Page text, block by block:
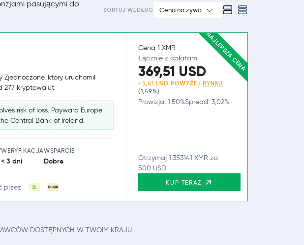
pasującymi do
SORTUJ WEDŁUG Cena na żywo
NAJLEPSZA CENA
który uruchomił
277 kryptowalut.
risk of loss. Payward Europe
Central Bank of Ireland.
WERYFIKACJA
< 3 dni
WSPARCIE
Dobre
przez
Cena 1 XMR
Łącznie z opłatami
369,51 USD
+5,41 USD POWYŻEJRYNKU
(1,49%)
Prowizja: 1,50%Spread: 3,02%
Otrzymaj 1,353141 XMR za
500 USD
KUP TERAZ
DOSTĘPNYCH W TWOIM KRAJU